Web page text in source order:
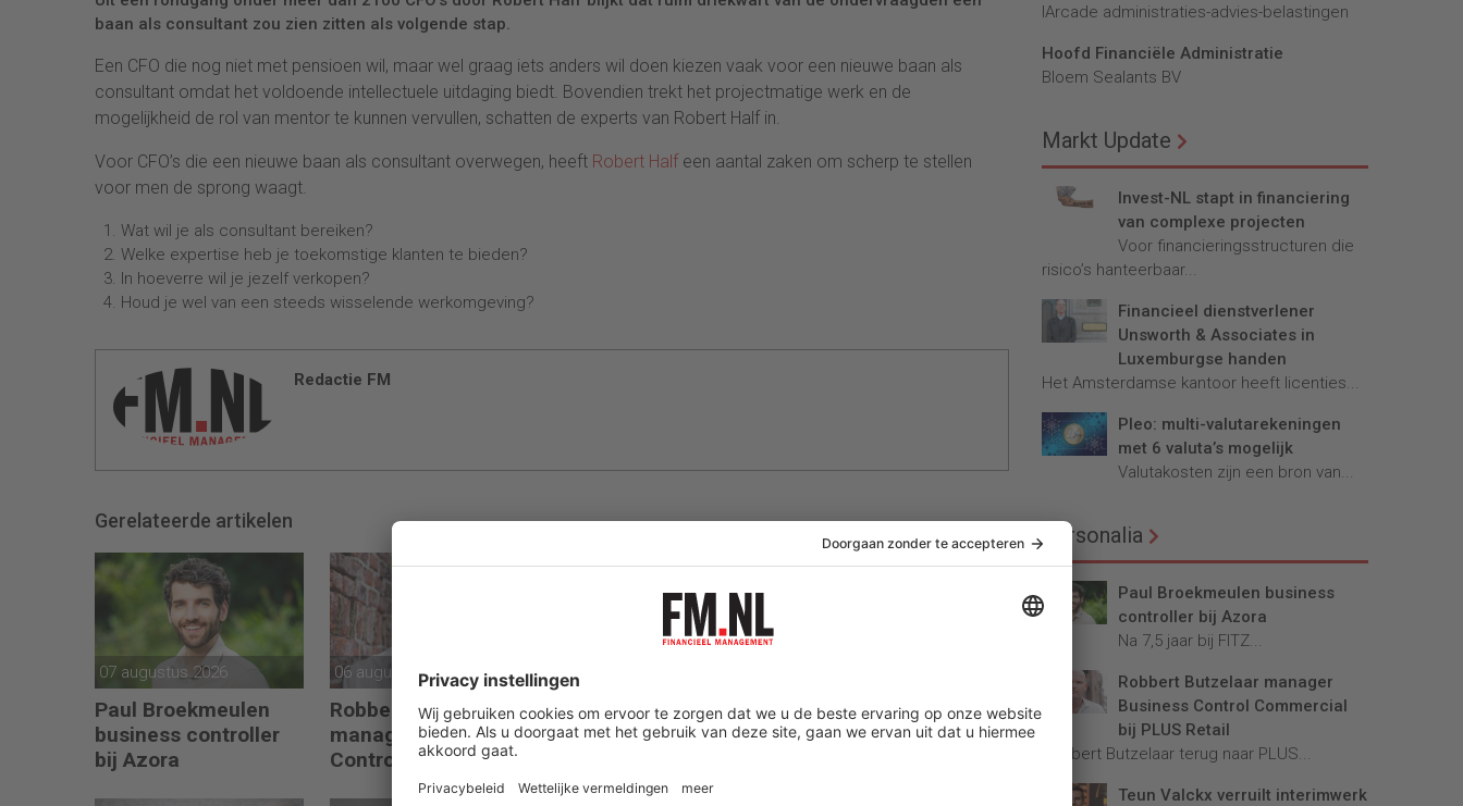
baan als consultant zou zien zitten als volgende stap.
Een CFO die nog niet met pensioen wil, maar wel graag iets anders wil doen kiezen vaak voor een nieuwe baan als
consultant omdat het voldoende intellectuele uitdaging biedt. Bovendien trekt het projectmatige werk en de
mogelijkheid de rol van mentor te kunnen vervullen, schatten de experts van Robert Half in.
Voor CFO’s die een nieuwe baan als consultant overwegen, heeft Robert Half een aantal zaken om scherp te stellen
voor men de sprong waagt.
Wat wil je als consultant bereiken?
Welke expertise heb je toekomstige klanten te bieden?
In hoeverre wil je jezelf verkopen?
Houd je wel van een steeds wisselende werkomgeving?
Redactie FM
Gerelateerde artikelen
07 augustus 2026
Paul Broekmeulen
business controller
bij Azora
06 augustus 2026
Robbert Butzelaar
manager Business
Control Commercial
bij PLUS Retail
06 augustus 2026
Teun Valckx verruilt
interimwerk voor
Synthon
Pascal Németh
Manager Finance &
lArcade administraties-advies-belastingen
Hoofd Financiële Administratie
Bloem Sealants BV
Markt Update
Invest-NL stapt in financiering
van complexe projecten
Voor financieringsstructuren die
risico’s hanteerbaar...
Financieel dienstverlener
Unsworth & Associates in
Luxemburgse handen
Het Amsterdamse kantoor heeft licenties...
Pleo: multi-valutarekeningen
met 6 valuta’s mogelijk
Valutakosten zijn een bron van...
Personalia
Paul Broekmeulen business
controller bij Azora
Na 7,5 jaar bij FITZ...
Robbert Butzelaar manager
Business Control Commercial
bij PLUS Retail
Robbert Butzelaar terug naar PLUS...
Teun Valckx verruilt interimwerk